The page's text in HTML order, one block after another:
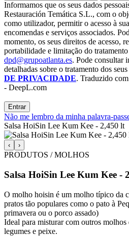
Informamos que os seus dados
Restauración Temática S.L., com o
como utilizador, permitir o acesso à
encomendas e serviços associados.
momento, os seus direitos de acesso,
portabilidade e limitação do
dpd@grupoatlanta.es. Pode consultar
detalhadas sobre o tratamento dos
DE PRIVACIDADE. Traduzido
- DeepL.com
Entrar
Não me lembro da minha palavra-
Salsa HoiSin Lee Kum Kee - 2,450 lt
‹ ›
PRODUTOS / MOLHOS
Salsa HoiSin Lee Kum Kee -
O molho hoisin é um molho típico da
pratos tão populares como o pato à
primavera ou o porco assado)
Ideal para misturar com outros molhos
legumes e peixe.